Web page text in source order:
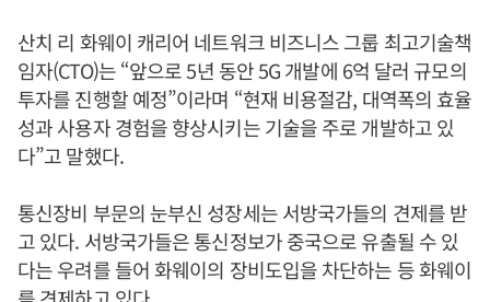
산치 리 화웨이 캐리어 네트워크 비즈니스 그룹 최고기술책
임자(CTO)는 “앞으로 5년 동안 5G 개발에 6억 달러 규모의
투자를 진행할 예정”이라며 “현재 비용절감, 대역폭의 효율
성과 사용자 경험을 향상시키는 기술을 주로 개발하고 있
다”고 말했다.
통신장비 부문의 눈부신 성장세는 서방국가들의 견제를 받
고 있다. 서방국가들은 통신정보가 중국으로 유출될 수 있
다는 우려를 들어 화웨이의 장비도입을 차단하는 등 화웨이